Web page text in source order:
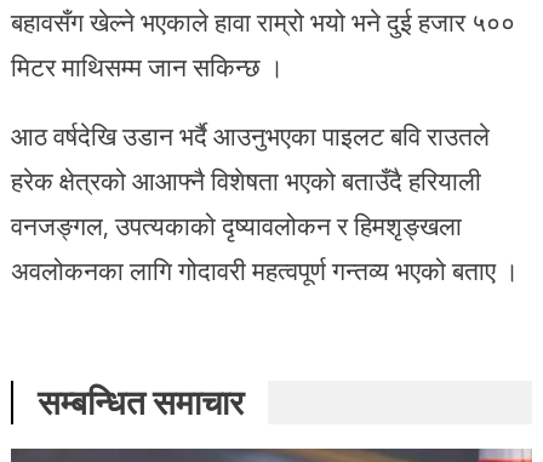
बहावसँग खेल्ने भएकाले हावा राम्रो भयो भने दुई हजार ५००
मिटर माथिसम्म जान सकिन्छ ।
आठ वर्षदेखि उडान भर्दै आउनुभएका पाइलट बवि राउतले
हरेक क्षेत्रको आआफ्नै विशेषता भएको बताउँदै हरियाली
वनजङ्गल, उपत्यकाको दृष्यावलोकन र हिमशृङ्खला
अवलोकनका लागि गोदावरी महत्वपूर्ण गन्तव्य भएको बताए ।
सम्बन्धित समाचार